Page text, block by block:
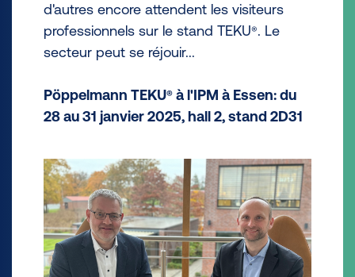
d'autres encore attendent les visiteurs
professionnels sur le stand TEKU®. Le
secteur peut se réjouir...
Pöppelmann TEKU® à l'IPM à Essen: du
28 au 31 janvier 2025, hall 2, stand 2D31